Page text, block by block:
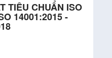
TIÊU CHUẨN ISO
14001:2015 -